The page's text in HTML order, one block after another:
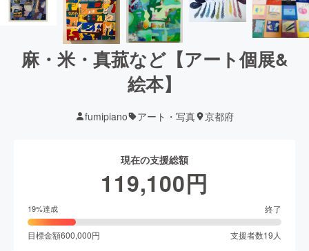
麻・米・真菰など【アート個展&
絵本】
fumipiano アート・写真 京都府
現在の支援総額
119,100円
19%達成 終了
目標金額600,000円 支援者数19 人